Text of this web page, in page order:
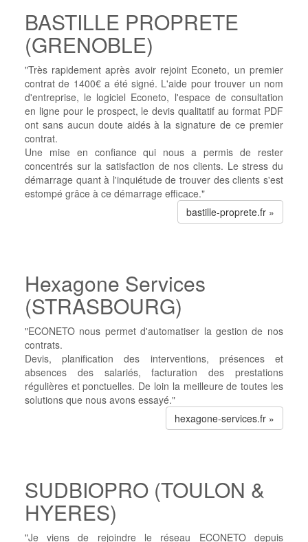
BASTILLE PROPRETE
(GRENOBLE)
"Très rapidement après avoir rejoint Econeto, un premier
contrat de 1400€ a été signé. L'aide pour trouver un nom
d'entreprise, le logiciel Econeto, l'espace de consultation
en ligne pour le prospect, le devis qualitatif au format PDF
ont sans aucun doute aidés à la signature de ce premier
contrat.
Une mise en confiance qui nous a permis de rester
concentrés sur la satisfaction de nos clients. Le stress du
démarrage quant à l'inquiétude de trouver des clients s'est
estompé grâce à ce démarrage efficace."
bastille-proprete.fr »
Hexagone Services
(STRASBOURG)
"ECONETO nous permet d'automatiser la gestion de nos
contrats.
Devis, planification des interventions, présences et
absences des salariés, facturation des prestations
régulières et ponctuelles. De loin la meilleure de toutes les
solutions que nous avons essayé."
hexagone-services.fr »
SUDBIOPRO (TOULON &
HYERES)
"Je viens de rejoindre le réseau ECONETO depuis